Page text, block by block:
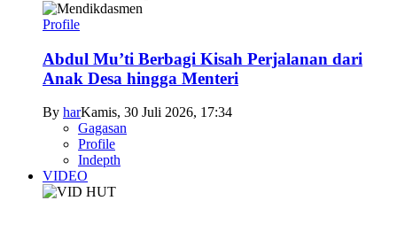
Profile
Abdul Mu’ti Berbagi Kisah Perjalanan dari
Anak Desa hingga Menteri
By harKamis, 30 Juli 2026, 17:34
Gagasan
Profile
Indepth
VIDEO